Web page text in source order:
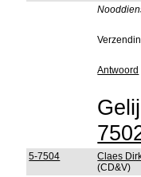
Antwoord
5-7504
Claes
(CD&V)